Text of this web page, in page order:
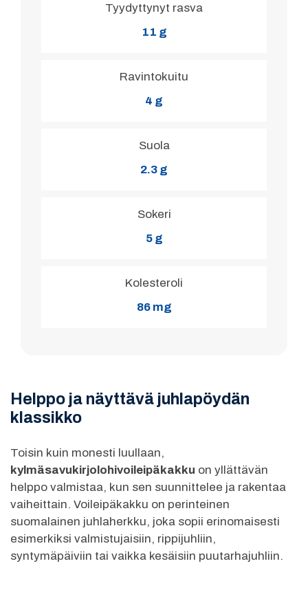
Tyydyttynyt rasva
11 g
Ravintokuitu
4 g
Suola
2.3 g
Sokeri
5 g
Kolesteroli
86 mg
Helppo ja näyttävä juhlapöydän
klassikko
Toisin kuin monesti luullaan,
kylmäsavukirjolohivoileipäkakku on yllättävän
helppo valmistaa, kun sen suunnittelee ja rakentaa
vaiheittain. Voileipäkakku on perinteinen
suomalainen juhlaherkku, joka sopii erinomaisesti
esimerkiksi valmistujaisiin, rippijuhliin,
syntymäpäiviin tai vaikka kesäisiin puutarhajuhliin.